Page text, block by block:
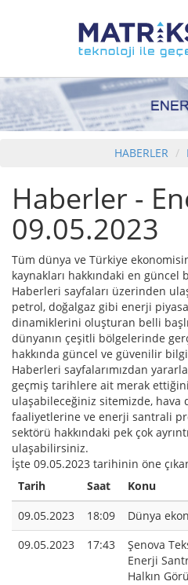
HABERLER
Haberler -
09.05.2023
Tüm dünya ve Türkiye
kaynakları hakkındaki en
Haberleri sayfaları üzerinden
petrol, doğalgaz gibi enerji
dinamiklerini oluşturan belli
dünyanın çeşitli bölgelerinde
hakkında güncel ve güvenilir
Haberleri sayfalarımızdan
geçmiş tarihlere ait merak
ulaşabileceğiniz sitemizde, hava
faaliyetlerine ve enerji santrali
sektörü hakkındaki pek çok
ulaşabilirsiniz.
İşte 09.05.2023 tarihinin öne
Tarih
Saat
Konu
09.05.2023
18:09
Dünya
09.05.2023
17:43
Şenova
Enerji
Halkın